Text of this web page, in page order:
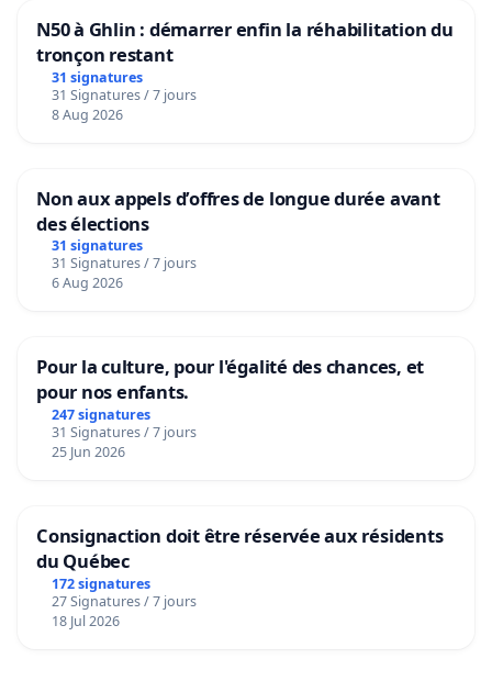
N50 à Ghlin : démarrer enfin la réhabilitation du
tronçon restant
31 signatures
31 Signatures / 7 jours
8 Aug 2026
Non aux appels d’offres de longue durée avant
des élections
31 signatures
31 Signatures / 7 jours
6 Aug 2026
Pour la culture, pour l'égalité des chances, et
pour nos enfants.
247 signatures
31 Signatures / 7 jours
25 Jun 2026
Consignaction doit être réservée aux résidents
du Québec
172 signatures
27 Signatures / 7 jours
18 Jul 2026